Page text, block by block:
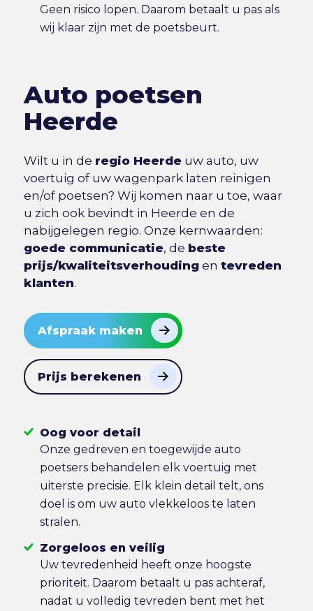
Geen risico lopen. Daarom betaalt u pas als
wij klaar zijn met de poetsbeurt.
Auto poetsen
Heerde
Wilt u in de regio Heerdeuw auto, uw
voertuig of uw wagenpark laten reinigen
en/of poetsen? Wij komen naar u toe, waar
u zich ook bevindt in Heerde en de
nabijgelegen regio. Onze kernwaarden:
goede communicatie, de beste
prijs/kwaliteitsverhoudingen tevreden
klanten.
Afspraak maken
Prijs berekenen
Oog voor detail
Onze gedreven en toegewijde auto
poetsers behandelen elk voertuig met
uiterste precisie. Elk klein detail telt, ons
doel is om uw auto vlekkeloos te laten
stralen.
Zorgeloos en veilig
Uw tevredenheid heeft onze hoogste
prioriteit. Daarom betaalt u pas achteraf,
nadat u volledig tevreden bent met het